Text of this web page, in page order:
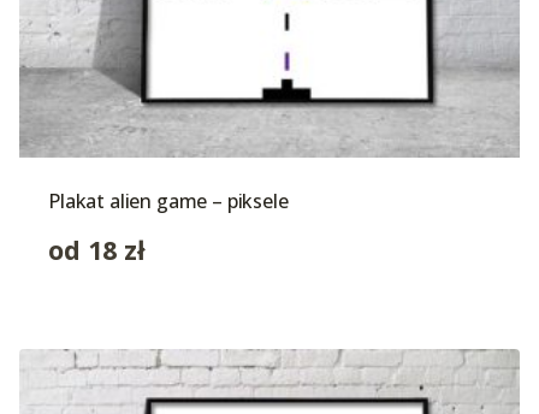
Plakat alien game – piksele
od 18 zł